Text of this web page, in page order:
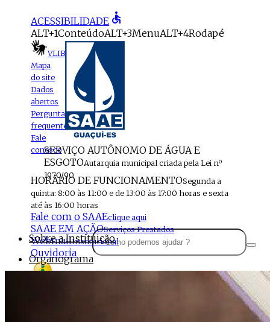
ACESSIBILIDADE accessible
ALT+1ConteúdoALT+3MenuALT+4Rodapé
VLIBRAS
Mapa
do site
Dados
abertos
Perguntas
frequentes
Fale
conosco
SERVIÇO AUTÔNOMO DE ÁGUA E
ESGOTOAutarquia municipal criada pela Lei nº
1970/90
HORÁRIO DE FUNCIONAMENTOSegunda a
quinta: 8:00 às 11:00 e de 13:00 às 17:00 horas e sexta
até às 16:00 horas
Fale com o SAAEclique aqui
SAAE EM AÇÃOServiços Prestados
WebmailInstitucional
Ouvidoria
Sobre a Instituição
Organograma